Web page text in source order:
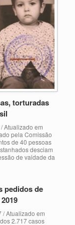
torturadas
Atualizado em
pela Comissão
de 40 pessoas
desciam
de vaidade da
pedidos de
/ Atualizado em
2.717 casos